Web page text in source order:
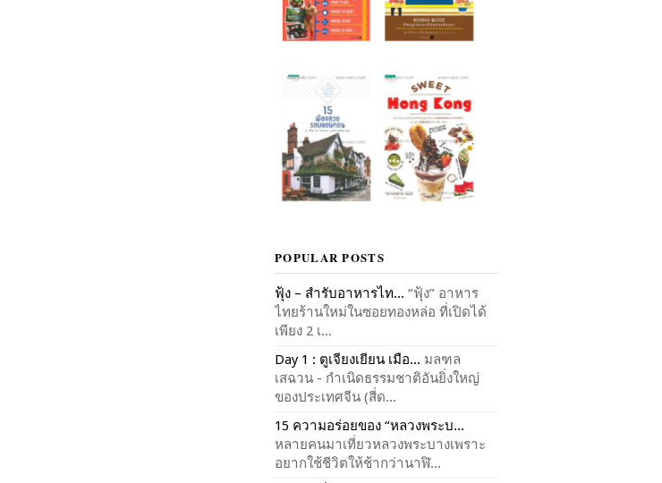
POPULAR POSTS
ฟุ้ง – สำรับอาหารไท... “ฟุ้ง” อาหาร
ไทยร้านใหม่ในซอยทองหล่อ ที่เปิดได้
เพียง 2 เ...
Day 1 : ตูเจียงเยียน เมือ... มลฑล
เสฉวน - กำเนิดธรรมชาติอันยิ่งใหญ่
ของประเทศจีน (สี่ด...
15 ความอร่อยของ “หลวงพระบ...
หลายคนมาเที่ยวหลวงพระบางเพราะ
อยากใช้ชีวิตให้ช้ากว่านาฬิ...